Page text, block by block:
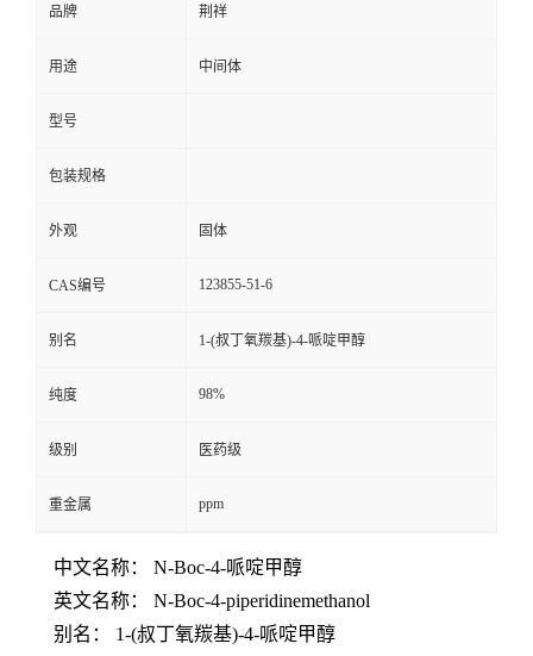
品牌 荆祥
用途 中间体
型号
包装规格
外观 固体
CAS编号 123855-51-6
别名 1-(叔丁氧羰基)-4-哌啶甲醇
纯度 98%
级别 医药级
重金属 ppm
中文名称： N-Boc-4-哌啶甲醇
英文名称： N-Boc-4-piperidinemethanol
别名： 1-(叔丁氧羰基)-4-哌啶甲醇